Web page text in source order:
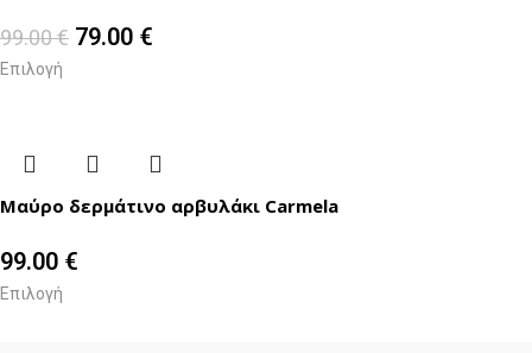
99.00€ 79.00 €
Επιλογή
Μαύρο δερμάτινο αρβυλάκι Carmela
99.00 €
Επιλογή